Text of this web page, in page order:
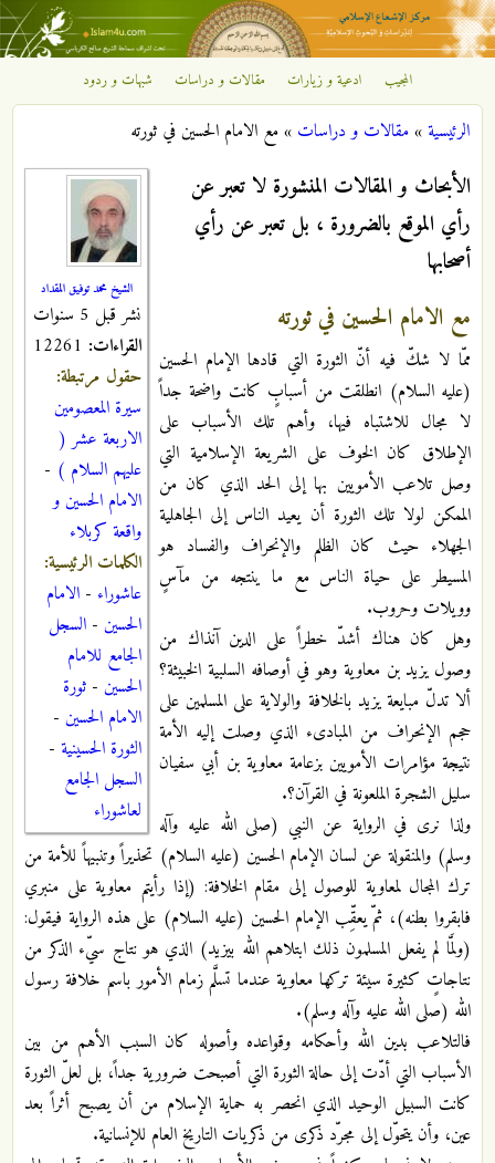
تجاوز إلى المحتوى الرئيسي
مركز
الإشعاع
الإسلامي
المجيب ادعية و زيارات مقالات و دراسات شبهات و ردود
أنت هنا
الرئيسية»مقالات و دراسات »مع الامام الحسين في ثورته
الشيخ محمد توفيق المقداد
نشر قبل 5 سنوات
القراءات:
حقول مرتبطة:
سيرة المعصومين
الاربعة عشر (
عليهم السلام ) -
الامام الحسين و
واقعة كربلاء
الكلمات الرئيسية:
عاشوراء - الامام
الحسين - السجل
الجامع للامام
الحسين - ثورة
الامام الحسين -
الثورة الحسينية -
السجل الجامع
لعاشوراء
الأبحاث و المقالات المنشورة لا تعبر عن
رأي الموقع بالضرورة ، بل تعبر عن رأي
أصحابها
مع الامام الحسين في ثورته
ممّا لا شكّ فيه أنّ الثورة التي قادها الإمام الحسين
(عليه السلام) انطلقت من أسبابٍ كانت واضحة جداً
لا مجال للاشتباه فيها، وأهم تلك الأسباب على
الإطلاق كان الخوف على الشريعة الإسلامية التي
وصل تلاعب الأمويين بها إلى الحد الذي كان من
الممكن لولا تلك الثورة أن يعيد الناس إلى الجاهلية
الجهلاء حيث كان الظلم والإنحراف والفساد هو
المسيطر على حياة الناس مع ما ينتجه من مآسٍ
وويلات وحروب.
وهل كان هناك أشدّ خطراً على الدين آنذاك من
وصول يزيد بن معاوية وهو في أوصافه السلبية الخبيثة؟
ألا تدلّ مبايعة يزيد بالخلافة والولاية على المسلمين على
حجم الإنحراف من المبادىء الذي وصلت إليه الأمة
نتيجة مؤامرات الأمويين بزعامة معاوية بن أبي سفيان
سليل الشجرة الملعونة في القرآن؟.
ولذا نرى في الرواية عن النبي (صلى الله عليه وآله
وسلم) والمنقولة عن لسان الإمام الحسين (عليه السلام) تحذيراً وتنبيهاً للأمة من
ترك المجال لمعاوية للوصول إلى مقام الخلافة: (إذا رأيتم معاوية على منبري
فابقروا بطنه)، ثمّ يعقِّب الإمام الحسين (عليه السلام) على هذه الرواية فيقول:
(ولمَّا لم يفعل المسلمون ذلك ابتلاهم الله بيزيد) الذي هو نتاج سيّء الذكر من
نتاجاتٍ كثيرة سيئة تركها معاوية عندما تسلَّم زمام الأمور باسم خلافة رسول
الله (صلى الله عليه وآله وسلم).
فالتلاعب بدين الله وأحكامه وقواعده وأصوله كان السبب الأهم من بين
الأسباب التي أدّت إلى حالة الثورة التي أصبحت ضرورية جداً، بل لعلّ الثورة
كانت السبيل الوحيد الذي انحصر به حماية الإسلام من أن يصبح أثراً بعد
عين، وأن يتحوّل إلى مجرّد ذكرى من ذكريات التاريخ العام للإنسانية.